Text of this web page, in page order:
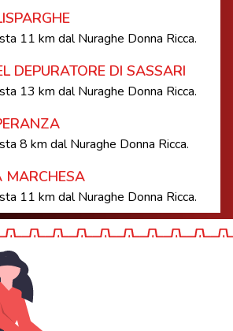
11 km dal Nuraghe Donna Ricca.
DEPURATORE DI SASSARI
13 km dal Nuraghe Donna Ricca.
8 km dal Nuraghe Donna Ricca.
MARCHESA
11 km dal Nuraghe Donna Ricca.